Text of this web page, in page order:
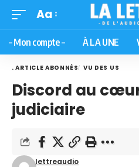
Aa
– Mon compte – À LA UNE
. ARTICLE ABONNÉS VU DES US
Discord au
judiciaire
lettreaudio